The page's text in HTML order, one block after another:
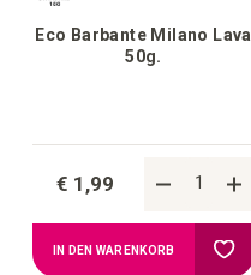
Eco Barbante Milano Lava
50g.
€ 1,99
IN DEN WARENKORB Zur